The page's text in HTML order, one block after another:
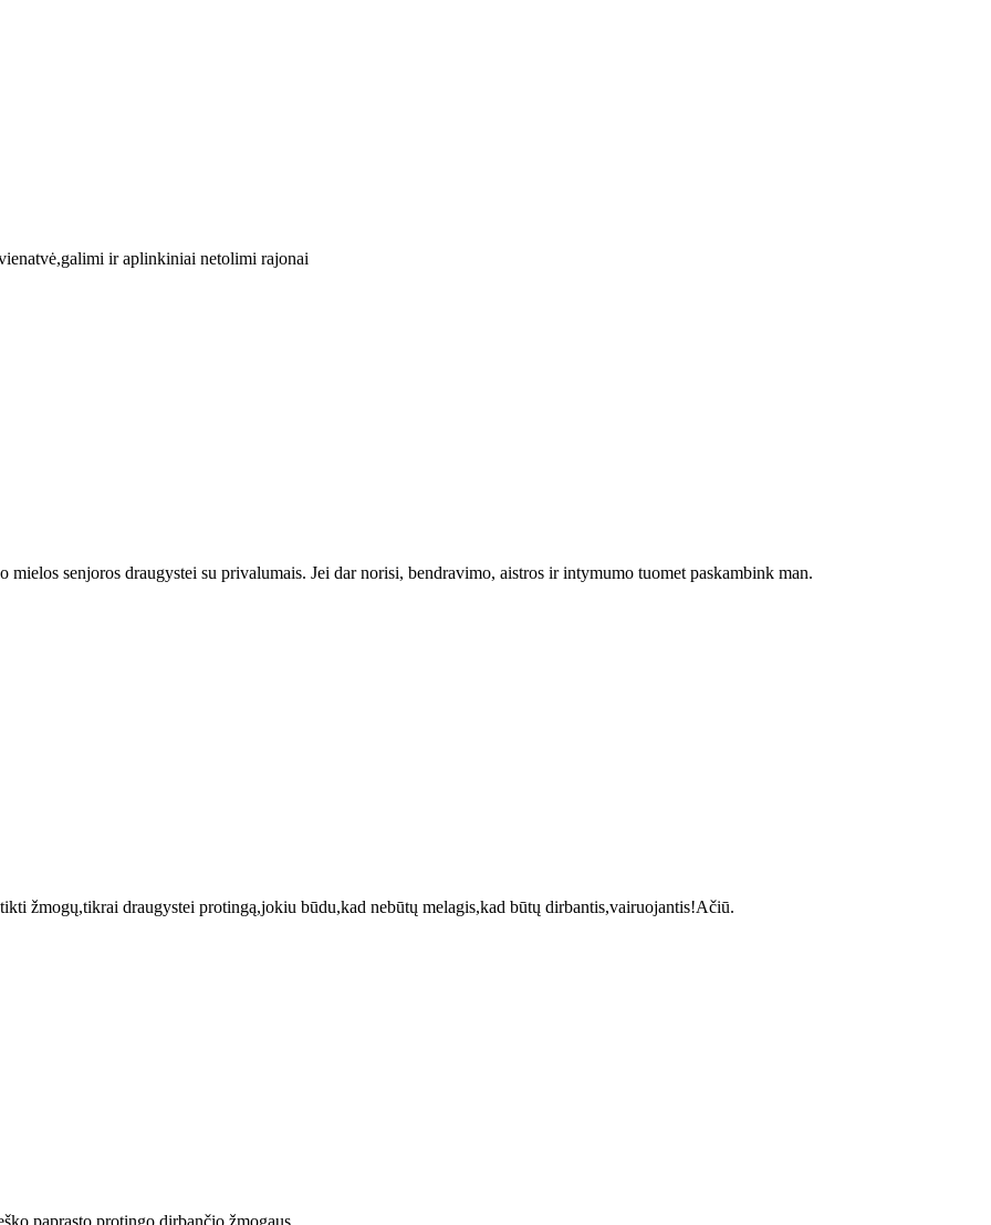
ir aplinkiniai netolimi rajonai
senjoros draugystei su privalumais. Jei dar norisi, bendravimo, aistros ir intymumo tuomet paskambink man.
žmogų,tikrai draugystei protingą,jokiu būdu,kad nebūtų melagis,kad būtų dirbantis,vairuojantis!Ačiū.